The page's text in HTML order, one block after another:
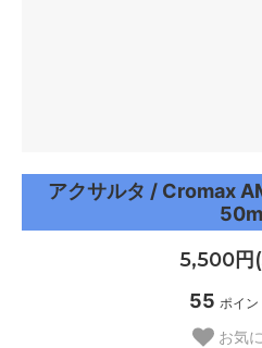
アクサルタ / Cromax
5,500円
55 ポイン
お気